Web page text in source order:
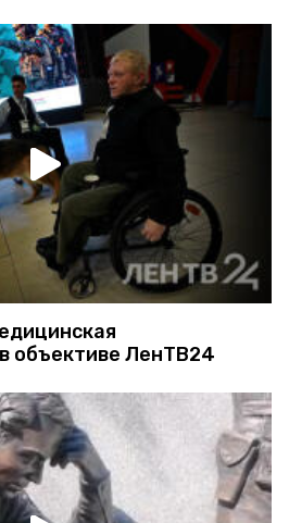
объективе ЛенТВ24